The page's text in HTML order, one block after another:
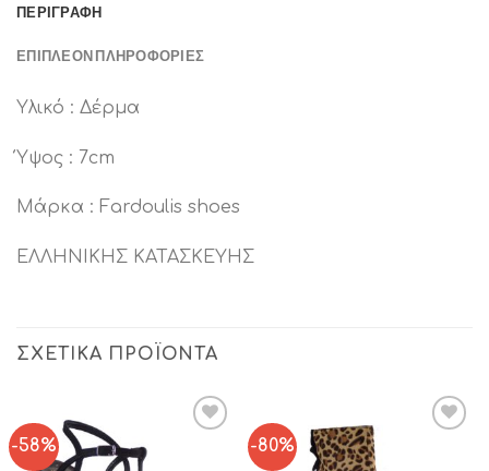
ΠΕΡΙΓΡΑΦΉ
ΕΠΙΠΛΈΟΝ ΠΛΗΡΟΦΟΡΊΕΣ
Υλικό : Δέρμα
Ύψος : 7cm
Μάρκα : Fardoulis shoes
ΕΛΛΗΝΙΚΗΣ ΚΑΤΑΣΚΕΥΗΣ
ΣΧΕΤΙΚΆ ΠΡΟΪΌΝΤΑ
-58% -80%